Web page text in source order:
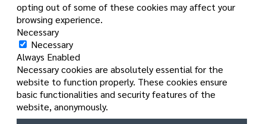
opting out of some of these cookies may affect your
browsing experience.
Necessary
Necessary
Always Enabled
Necessary cookies are absolutely essential for the
website to function properly. These cookies ensure
basic functionalities and security features of the
website, anonymously.